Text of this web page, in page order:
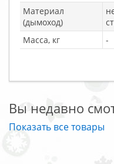
Материал
(дымоход)
Масса, кг
-
Вы недавно
Показать все товары